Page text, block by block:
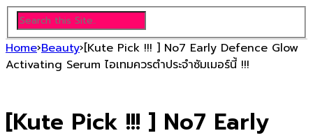
Home›Beauty›[Kute Pick !!! ] No7 Early Defence Glow
Activating Serum ไอเทมควรตำประจำซัมเมอร์นี้ !!!
[Kute Pick !!! ] No7 Early